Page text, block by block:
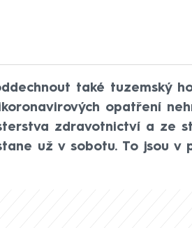
také tuzemský
opatření
zdravotnictví a ze
už v sobotu. To jsou v